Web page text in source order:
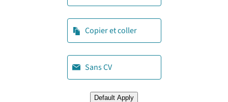
Copier et coller
Coller le CV
Sans CV
Téléverser le CV plus tard
Default Apply
Téléverser le CV à partir de LinkedIn